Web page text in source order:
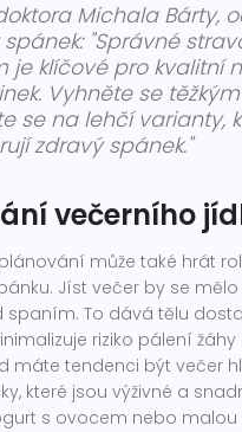
Michala Bárty,
"Správné
je klíčové pro kvalitní
Vyhněte se
se na lehčí varianty,
zdravý spánek."
večerního
může také hrát
Jíst večer by se
spaním. To dává tělu
riziko pálení
máte tendenci být večer
které jsou výživné a
s ovocem nebo malou